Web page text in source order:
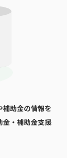
補助金の情報を
金・補助金支援